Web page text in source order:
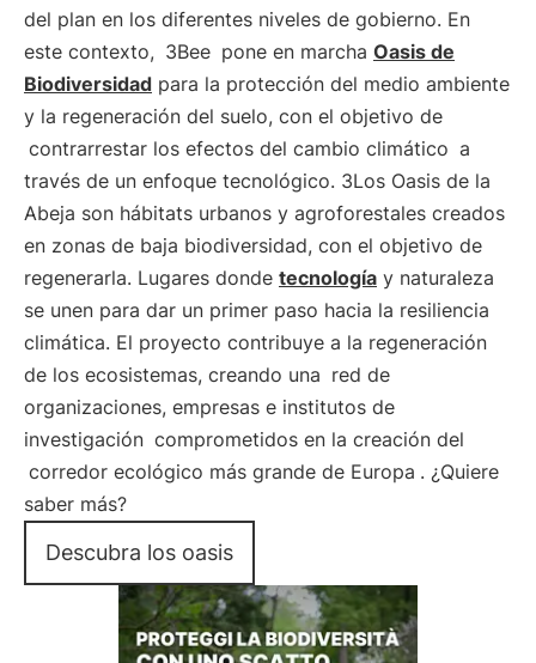
del plan en los diferentes niveles de gobierno. En
este contexto, 3Bee pone en marcha Oasis de
Biodiversidad para la protección del medio ambiente
y la regeneración del suelo, con el objetivo de
contrarrestar los efectos del cambio climático a
través de un enfoque tecnológico. 3Los Oasis de la
Abeja son hábitats urbanos y agroforestales creados
en zonas de baja biodiversidad, con el objetivo de
regenerarla. Lugares donde tecnología y naturaleza
se unen para dar un primer paso hacia la resiliencia
climática. El proyecto contribuye a la regeneración
de los ecosistemas, creando una red de
organizaciones, empresas e institutos de
investigación comprometidos en la creación del
corredor ecológico más grande de Europa . ¿Quiere
saber más?
Descubra los oasis